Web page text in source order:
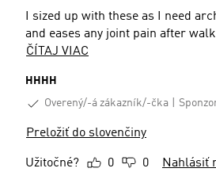
I sized up with these as I need
and eases any joint pain after
ČÍTAJ VIAC
HHHH
Overený/-á zákazník/-čka
Preložiť do slovenčiny
Užitočné? 0 0 Nahlásiť